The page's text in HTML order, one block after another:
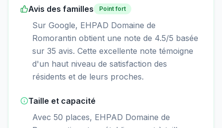
Avis des familles Point fort
Sur Google, EHPAD Domaine de
Romorantin obtient une note de 4.5/5 basée
sur 35 avis. Cette excellente note témoigne
d'un haut niveau de satisfaction des
résidents et de leurs proches.
Taille et capacité
Avec 50 places, EHPAD Domaine de